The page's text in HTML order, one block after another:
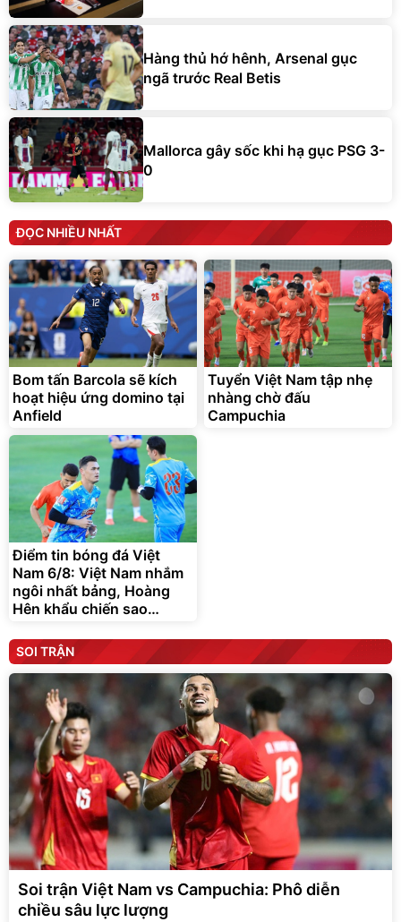
Hàng thủ hớ hênh, Arsenal gục
ngã trước Real Betis
Mallorca gây sốc khi hạ gục PSG 3-
0
ĐỌC NHIỀU NHẤT
Bom tấn Barcola sẽ kích
hoạt hiệu ứng domino tại
Anfield
Tuyển Việt Nam tập nhẹ
nhàng chờ đấu
Campuchia
Điểm tin bóng đá Việt
Nam 6/8: Việt Nam nhắm
ngôi nhất bảng, Hoàng
Hên khẩu chiến sao
SOI TRẬN
Soi trận Việt Nam vs Campuchia: Phô diễn
chiều sâu lực lượng